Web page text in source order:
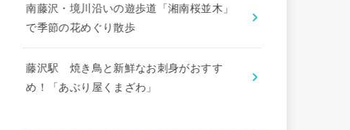
南藤沢・境川沿いの遊歩道「湘南桜並木」
で季節の花めぐり散歩
藤沢駅 焼き鳥と新鮮なお刺身がおすす
め！「あぶり屋くまざわ」